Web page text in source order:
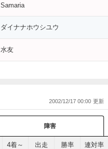
Samaria
ダイナナホウシユウ
水友
2002/12/17 00:00
障害
4着～ 出走 勝率 連対率